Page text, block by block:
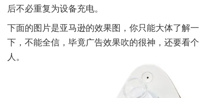
后不必重复为设备充电。
下面的图片是亚马逊的效果图，你只能大体了解一
下，不能全信，毕竟广告效果吹的很神，还要看个
人。